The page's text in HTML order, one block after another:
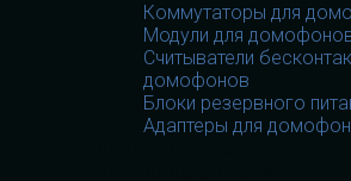
Коммутаторы для
Модули для
Считыватели
домофонов
Блоки резервного
Адаптеры для